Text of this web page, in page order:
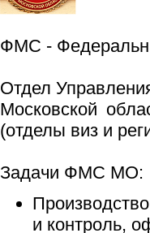
ФМС -
Отдел
Московской
(отделы виз и
Задачи ФМС МО:
и контроль,